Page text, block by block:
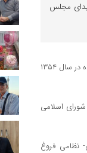
مجلس
عذرا علوی طالقانی متهم ردیف ۳۴ در دادگاه رسیدگی به جرایم گروه تروریستی مجاهدین خلق است، نامبرده در سال ۱۳۵۴
شورای اسلامی
نظامی فروغ